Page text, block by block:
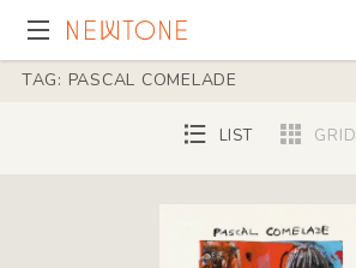
TAG: PASCAL COMELADE
LIST GRID